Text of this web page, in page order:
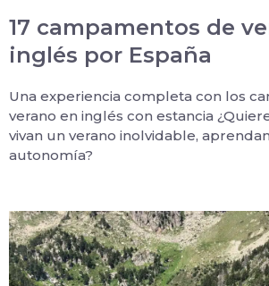
17 campamentos de
inglés por España
Una experiencia completa con los campamentos de
verano en inglés con estancia
vivan un verano inolvidable,
autonomía?